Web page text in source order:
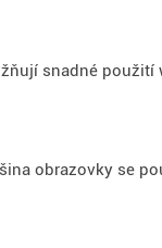
snadné použití
obrazovky se